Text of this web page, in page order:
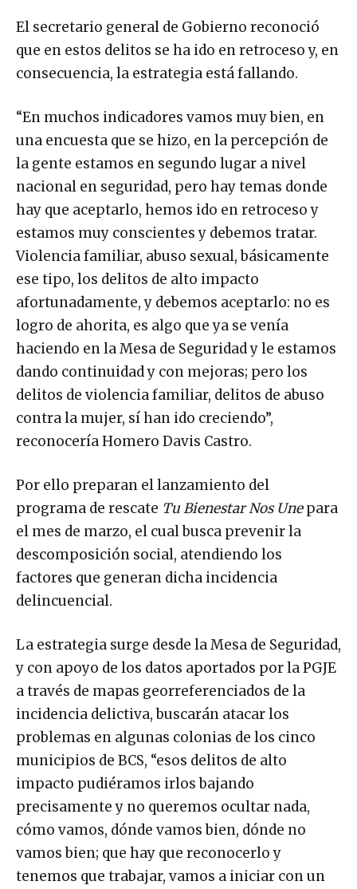
El secretario general de Gobierno reconoció
que en estos delitos se ha ido en retroceso y, en
consecuencia, la estrategia está fallando.
“En muchos indicadores vamos muy bien, en
una encuesta que se hizo, en la percepción de
la gente estamos en segundo lugar a nivel
nacional en seguridad, pero hay temas donde
hay que aceptarlo, hemos ido en retroceso y
estamos muy conscientes y debemos tratar.
Violencia familiar, abuso sexual, básicamente
ese tipo, los delitos de alto impacto
afortunadamente, y debemos aceptarlo: no es
logro de ahorita, es algo que ya se venía
haciendo en la Mesa de Seguridad y le estamos
dando continuidad y con mejoras; pero los
delitos de violencia familiar, delitos de abuso
contra la mujer, sí han ido creciendo”,
reconocería Homero Davis Castro.
Por ello preparan el lanzamiento del
programa de rescate Tu Bienestar Nos Unepara
el mes de marzo, el cual busca prevenir la
descomposición social, atendiendo los
factores que generan dicha incidencia
delincuencial.
La estrategia surge desde la Mesa de Seguridad,
y con apoyo de los datos aportados por la PGJE
a través de mapas georreferenciados de la
incidencia delictiva, buscarán atacar los
problemas en algunas colonias de los cinco
municipios de BCS, “esos delitos de alto
impacto pudiéramos irlos bajando
precisamente y no queremos ocultar nada,
cómo vamos, dónde vamos bien, dónde no
vamos bien; que hay que reconocerlo y
tenemos que trabajar, vamos a iniciar con un